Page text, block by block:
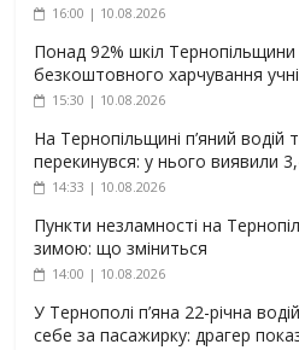
16:00 | 10.08.2026
Понад 92% шкіл Тернопільщини
безкоштовного харчування
15:30 | 10.08.2026
На Тернопільщині п’яний водій
перекинувся: у нього виявили
14:33 | 10.08.2026
Пункти незламності на
зимою: що зміниться
14:00 | 10.08.2026
У Тернополі п’яна 22-річна
себе за пасажирку: драгер